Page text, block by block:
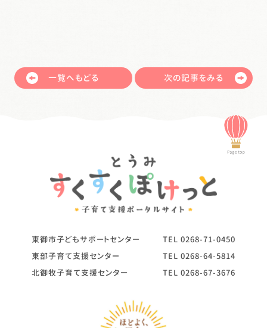
一覧へもどる 次の記事をみる
東御市子どもサポートセンター TEL 0268-71-0450
東部子育て支援センター
TEL 0268-64-5814
北御牧子育て支援センター
TEL 0268-67-3676